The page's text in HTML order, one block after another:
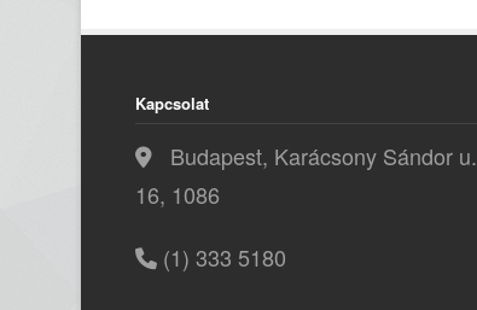
Kapcsolat
Budapest, Karácsony Sándor u.
16, 1086
(1) 333 5180